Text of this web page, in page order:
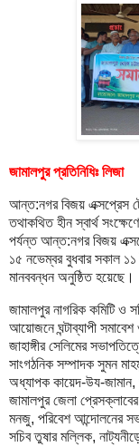
জামালপুর প্রতিনিধিঃ লিজা
আন্ত:নগর বিজয় এক্সপ্রেস
তথাকথিত হীন স্বার্থ
পর্যন্ত আন্ত:নগর বিজয়
১৫ নভেম্বর বুধবার সকাল ১১
মানববন্ধন অনুষ্ঠিত হয়েছে।
জামালপুর নাগরিক কমিটি ও
আয়োজনে ঘন্টাব্যাপী
জাহাঙ্গীর সেলিমের
সাংগঠনিক সম্পাদক সুমন
অধ্যাপক কায়েদ-উয-জামান,
জামালপুর জেলা
মনজু, পরিবেশ আন্দোলনের
সচিব তুষার মল্লিক,